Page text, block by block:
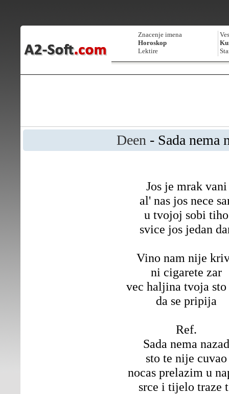
Znacenje imena
Horoskop
Lektire
Deen - Sada nema
Jos je mrak vani
al' nas jos nece
u tvojoj sobi tiho
svice jos jedan
Vino nam nije
ni cigarete zar
vec haljina tvoja sto
da se pripija
Ref.
Sada nema nazad
sto te nije cuvao
nocas prelazim u
srce i tijelo traze